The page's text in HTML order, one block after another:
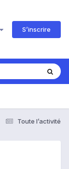
S’inscrire
Toute l’activité